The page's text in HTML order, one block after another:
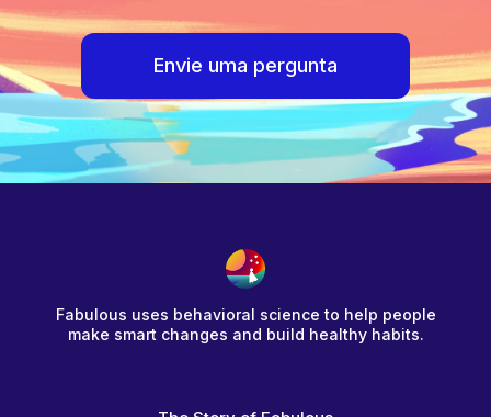
Envie uma pergunta
Fabulous uses behavioral science to help people
make smart changes and build healthy habits.